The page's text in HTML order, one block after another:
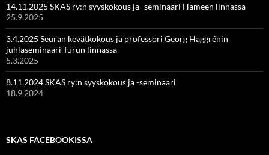
14.11.2025 SKAS ry:n syyskokous ja -seminaari Hämeen linnassa
25.9.2025
3.4.2025 Seuran kevätkokous ja professori Georg Haggrénin
juhlaseminaari Turun linnassa
5.3.2025
8.11.2024 SKAS ry:n syyskokous ja -seminaari
18.9.2024
SKAS FACEBOOKISSA